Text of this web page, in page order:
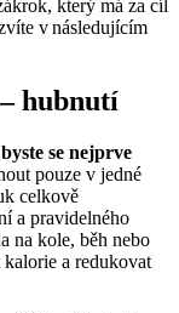
který má za cíl
v následujícím
hubnutí
se nejprve
pouze v jedné
celkově
a pravidelného
na kole, běh nebo
a redukovat